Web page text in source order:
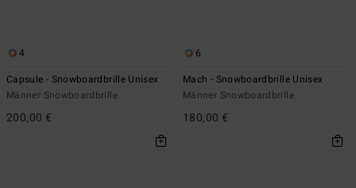
4
Capsule - Snowboardbrille Unisex
Männer Snowboardbrille
200,00 €
6
Mach - Snowboardbrille Unisex
Männer Snowboardbrille
180,00 €